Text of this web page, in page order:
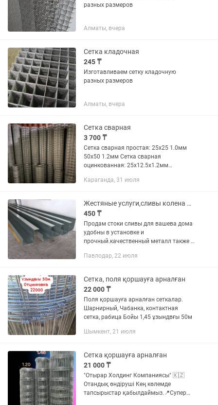
разных размеров
Алматы, вчера
Сетка кладочная
245 ₸
Изготавливаем сетку кладочную
разных размеров
Алматы, вчера
Сетка сварная
3 700 ₸
Сетка сварная простая: 25х25 1.0мм
50х50 1.2мм Сетка сварная
оцинкованная: 25х12.5х1.2мм
по адресу: г.Караганда, ул.Моторная 3,
Караганда, 31 июля
Жестяные услуги,сливы колена на стеки
450 ₸
Продам стоки сливы для вашева дома
удобны в установке и
прочный.качественный металл также и
дом звоните проконсультирую
Павлодар, 22 июля
Сетка, поля қоршауға арналған
22 000 ₸
Поля қоршауға арналған сеткалар.
Шарнирный, Чабанка, контактная
сетка, рабица Бойы 1,45 ұзындвғы 50м
Шымкент, 21 июля
Сетка қоршауға арналған
21 000 ₸
"Отырар Холдинг Компаниясы" 🇰🇿
Отандық өндіруші Кең көлемде
тапсырыстар қабылдаймыз.📍Супер